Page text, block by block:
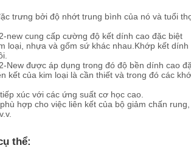
trưng bởi độ nhớt trung bình của nó và tuổi
new cung cấp cường độ kết dính cao đặc biệt
loại, nhựa và gốm sứ khác nhau.Khớp kết dính
New được áp dụng trong đó độ bền dính cao
kết của kim loại là cần thiết và trong đó các
xúc với các ứng suất cơ học cao.
hợp cho việc liên kết của bộ giảm chấn rung,
thể: